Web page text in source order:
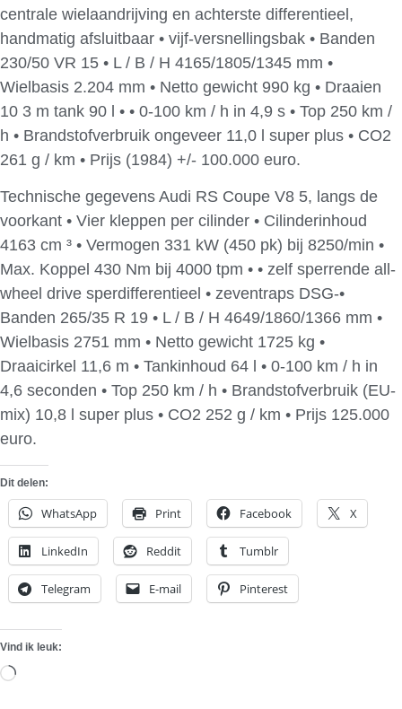
centrale wielaandrijving en achterste differentieel,
handmatig afsluitbaar • vijf-versnellingsbak • Banden
230/50 VR 15 • L / B / H 4165/1805/1345 mm •
Wielbasis 2.204 mm • Netto gewicht 990 kg • Draaien
10 3 m tank 90 l • • 0-100 km / h in 4,9 s • Top 250 km /
h • Brandstofverbruik ongeveer 11,0 l super plus • CO2
261 g / km • Prijs (1984) +/- 100.000 euro.
Technische gegevens Audi RS Coupe V8 5, langs de
voorkant • Vier kleppen per cilinder • Cilinderinhoud
4163 cm ³ • Vermogen 331 kW (450 pk) bij 8250/min •
Max. Koppel 430 Nm bij 4000 tpm • • zelf sperrende all-
wheel drive sperdifferentieel • zeventraps DSG-•
Banden 265/35 R 19 • L / B / H 4649/1860/1366 mm •
Wielbasis 2751 mm • Netto gewicht 1725 kg •
Draaicirkel 11,6 m • Tankinhoud 64 l • 0-100 km / h in
4,6 seconden • Top 250 km / h • Brandstofverbruik (EU-
mix) 10,8 l super plus • CO2 252 g / km • Prijs 125.000
euro.
Dit delen:
WhatsApp Print Facebook X
LinkedIn Reddit Tumblr
Telegram E-mail Pinterest
Vind ik leuk:
Aan